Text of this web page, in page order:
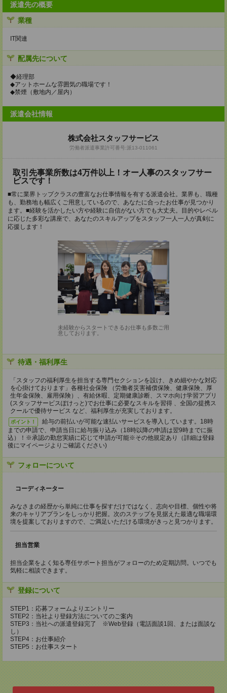
派遣先の概要
業種
IT関連
配属先について
◆経理部
◆アットホームな雰囲気の職場です！
◆禁煙（敷地内／屋内）
派遣会社情報
株式会社スタッフサービス
労働者派遣事業許可番号:派13-011061
取引先事業所数は4万件以上！オー人事のスタッフサー
ビスです！
■常に業界トップクラスの豊富なお仕事情報を有する派遣会社。業界も、職種
も、勤務地も幅広くご用意しているので、あなたに合ったお仕事が見つかり
ます。■経験を活かしたい方や経験に自信がない方でも大丈夫。目的やレベル
に応じた多彩な講座で、あなたのスキルアップをスタッフ一人一人が真剣に
応援します！
未経験からスタートできるお仕事も多数ご用
意しております。
待遇・福利厚生
「スタッフの福利厚生を担当する専門セクションを設け、きめ細やかな対応
を心掛けております」各種社会保険 （労働者災害補償保険、健康保険、厚
生年金保険、雇用保険）、有給休暇、定期健康診断、スマホ向け学習アプリ
(スタッフサービスぽけっと)でお仕事に必要なスキルを習得 、全国の提携ス
クールで優待サービス など、福利厚生が充実しております。
ポイント！
給与の前払いが可能な速払いサービスを導入しています。18時
までの申請で、申請当日に給与振り込み（18時以降の申請は翌9時までに振
込）！※承認の勤怠実績に応じて申請が可能※その他規定あり（詳細は登録
後にマイページよりご確認ください)
フォローについて
コーディネーター
みなさまの経歴から単純に仕事を探すだけではなく、志向や目標、個性や将
来のキャリアプランをしっかり把握。次のステップを見据えた最適な職場環
境を提案しておりますので、ご満足いただける環境がきっと見つかります。
担当営業
担当企業をよく知る専任サポート担当がフォローのため定期訪問。いつでも
気軽に相談できます。
登録について
STEP1：応募フォームよりエントリー
STEP2：当社より登録方法についてのご案内
STEP3：当社への派遣登録完了 ※Web登録（電話面談1回、または面談な
し）
STEP4：お仕事紹介
STEP5：お仕事スタート